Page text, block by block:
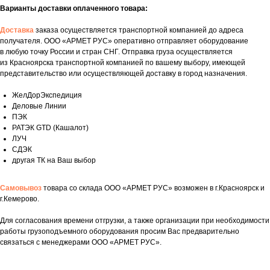
Варианты доставки оплаченного товара:
Доставка заказа осуществляется транспортной компанией до адреса
получателя. ООО «АРМЕТ РУС» оперативно отправляет оборудование
в любую точку России и стран СНГ. Отправка груза осуществляется
из Красноярска транспортной компанией по вашему выбору, имеющей
представительство или осуществляющей доставку в город назначения.
ЖелДорЭкспедиция
Деловые Линии
ПЭК
РАТЭК GTD (Кашалот)
ЛУЧ
СДЭК
другая ТК на Ваш выбор
Самовывоз товара со склада ООО «АРМЕТ РУС» возможен в г.Красноярск и
г.Кемерово.
Для согласования времени отгрузки, а также организации при необходимости
работы грузоподъемного оборудования просим Вас предварительно
связаться с менеджерами ООО «АРМЕТ РУС».
Укажите номер телефона и ваше имя.
Мы свяжемся с вами сегодня в рабочее
время.